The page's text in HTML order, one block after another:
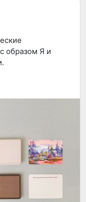
образом Я и
для
за счет
объектов